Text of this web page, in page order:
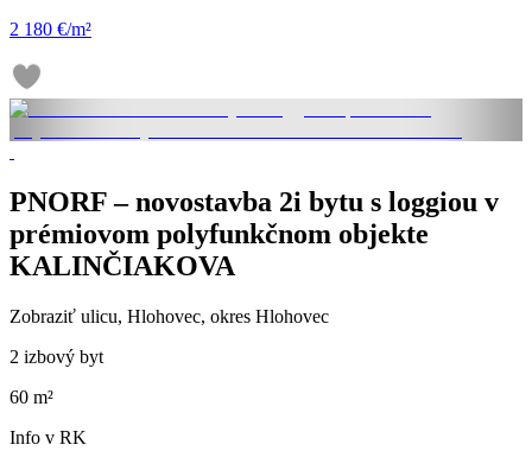
2 180 €/m²
PNORF – novostavba 2i bytu s loggiou v
prémiovom polyfunkčnom objekte
KALINČIAKOVA
Zobraziť ulicu, Hlohovec, okres Hlohovec
2 izbový byt
60 m²
Info v RK